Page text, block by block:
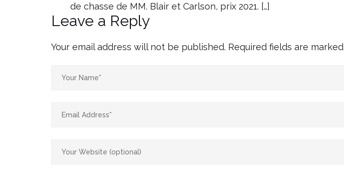
de chasse de MM. Blair et Carlson, prix 2021. […]
Leave a Reply
Your email address will not be published. Required fields are marked